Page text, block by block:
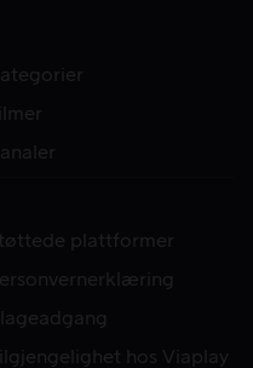
plattformer
hos Viaplay